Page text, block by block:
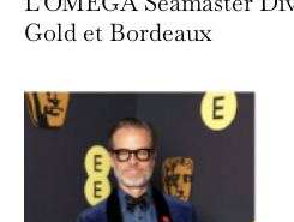
Gold et Bordeaux